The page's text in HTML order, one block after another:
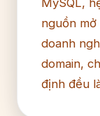
nguồn
doanh
domain,
định đều